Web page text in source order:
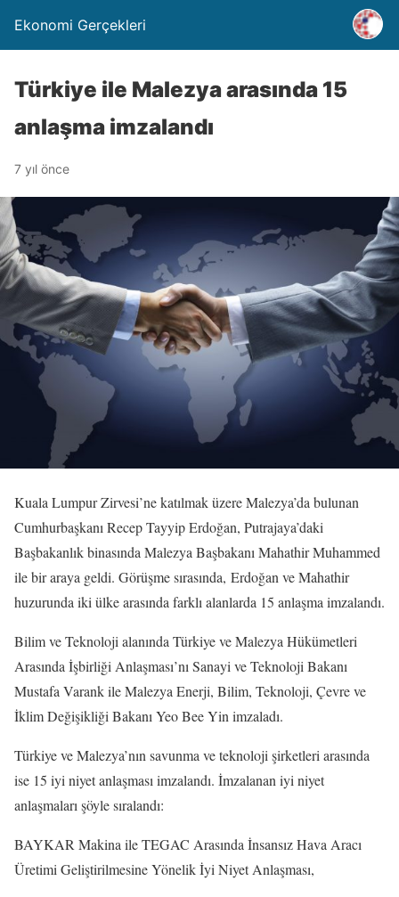
Ekonomi Gerçekleri
Türkiye ile Malezya arasında 15
anlaşma imzalandı
7 yıl önce
Kuala Lumpur Zirvesi’ne katılmak üzere Malezya’da bulunan
Cumhurbaşkanı Recep Tayyip Erdoğan, Putrajaya’daki
Başbakanlık binasında Malezya Başbakanı Mahathir Muhammed
ile bir araya geldi. Görüşme sırasında, Erdoğan ve Mahathir
huzurunda iki ülke arasında farklı alanlarda 15 anlaşma imzalandı.
Bilim ve Teknoloji alanında Türkiye ve Malezya Hükümetleri
Arasında İşbirliği Anlaşması’nı Sanayi ve Teknoloji Bakanı
Mustafa Varank ile Malezya Enerji, Bilim, Teknoloji, Çevre ve
İklim Değişikliği Bakanı Yeo Bee Yin imzaladı.
Türkiye ve Malezya’nın savunma ve teknoloji şirketleri arasında
ise 15 iyi niyet anlaşması imzalandı. İmzalanan iyi niyet
anlaşmaları şöyle sıralandı:
BAYKAR Makina ile TEGAC Arasında İnsansız Hava Aracı
Üretimi Geliştirilmesine Yönelik İyi Niyet Anlaşması,